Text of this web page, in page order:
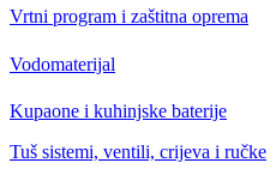
Vrtni program i zaštitna oprema
Vodomaterijal
Kupaone i kuhinjske baterije
Tuš sistemi, ventili, crijeva i ručke